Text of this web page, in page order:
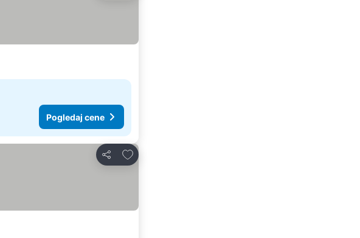
Pogledaj cene
Deli
Dodati u favorite